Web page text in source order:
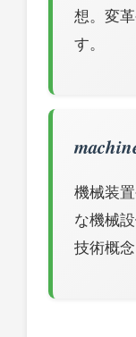
想。変
す。
機械装
な機械
技術概